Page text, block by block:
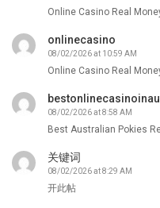
Online Casino Real
onlinecasino
08/02/2026 at 10:59 AM
Online Casino Real
08/02/2026 at 8:58 AM
Best Australian Pokies
关键词
08/02/2026 at 8:29 AM
开此帖